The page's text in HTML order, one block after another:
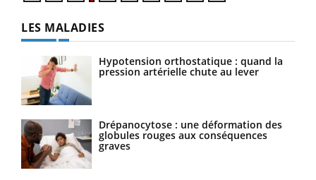
LES MALADIES
Hypotension orthostatique : quand la
pression artérielle chute au lever
Drépanocytose : une déformation des
globules rouges aux conséquences
graves